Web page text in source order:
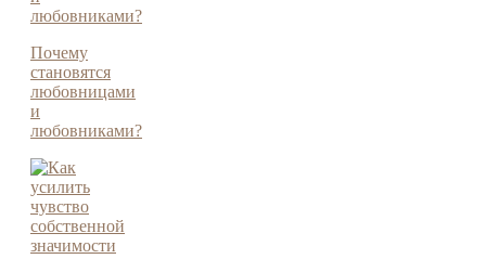
Почему
становятся
любовницами
и
любовниками?